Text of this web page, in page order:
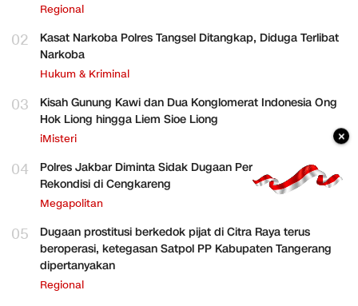
Regional
02
Kasat Narkoba Polres Tangsel Ditangkap, Diduga Terlibat
Narkoba
Hukum & Kriminal
03
Kisah Gunung Kawi dan Dua Konglomerat Indonesia Ong
Hok Liong hingga Liem Sioe Liong
iMisteri
04
Polres Jakbar Diminta Sidak Dugaan Perakitan HP
Rekondisi di Cengkareng
Megapolitan
05
Dugaan prostitusi berkedok pijat di Citra Raya terus
beroperasi, ketegasan Satpol PP Kabupaten Tangerang
dipertanyakan
Regional
×